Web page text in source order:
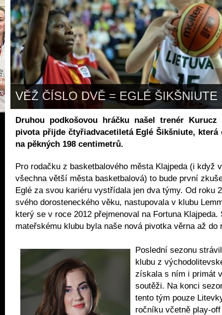
VĚŽ ČÍSLO DVĚ = EGLÉ ŠIKŠNIUTE
Druhou podkošovou hráčku našel trenér
pivota přijde čtyřiadvacetiletá Eglé Šikšniute, která
na pěkných 198 centimetrů.
Pro rodačku z basketbalového města Klajpeda (i když
všechna větší města basketbalová) to bude první
Eglé za svou kariéru vystřídala jen dva týmy. Od roku
svého dorosteneckého věku, nastupovala v klubu
který se v roce 2012 přejmenoval na Fortuna Klajpeda.
mateřskému klubu byla naše nová pivotka věrna až do
Poslední sezonu
klubu z
získala s ním i primát
soutěži. Na konci
tento tým pouze
ročníku včetně play-